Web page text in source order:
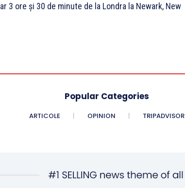
ore și 30 de minute de la Londra la Newark, New
Popular Categories
ARTICOLE OPINION TRIPADVISOR